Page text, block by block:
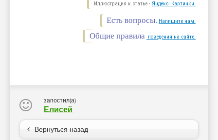
Иллюстрация к статье - Яндекс. Картинки.
Есть вопросы. Напишите нам.
Общие правила поведения на сайте.
запостил(а)
Елисей
Вернуться назад